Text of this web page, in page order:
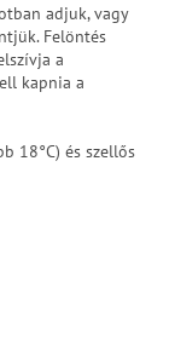
adjuk, vagy
Felöntés
a
kapnia a
18°C) és szellős